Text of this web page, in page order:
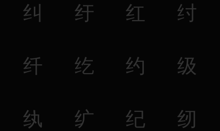
纠 纡 红 纣
纤 纥 约 级
纨 纩 纪 纫